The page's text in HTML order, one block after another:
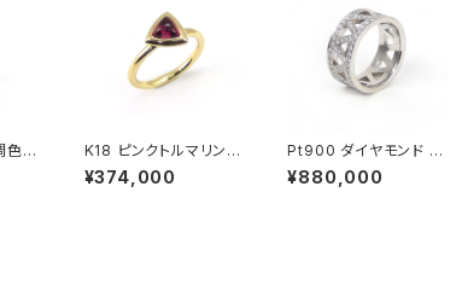
色パ
ン
K18 ピンクトルマリン
リング
¥374,000
Pt900 ダイヤモンド エ
タニティーリング
¥880,000